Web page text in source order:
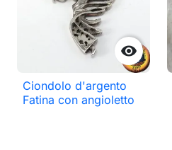

Ciondolo d'argento
Fatina con angioletto